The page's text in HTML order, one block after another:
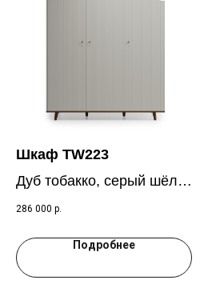
Шкаф TW223
Дуб тобакко, серый шёлк
RAL7044
286 000 р.
Подробнее